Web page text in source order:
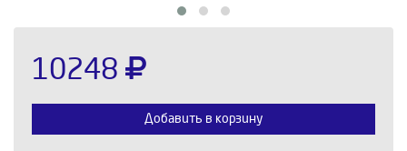
10248
Добавить в корзину